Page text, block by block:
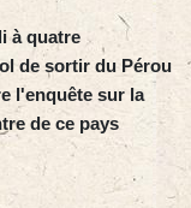
à quatre
de sortir du Pérou
l'enquête sur la
de ce pays